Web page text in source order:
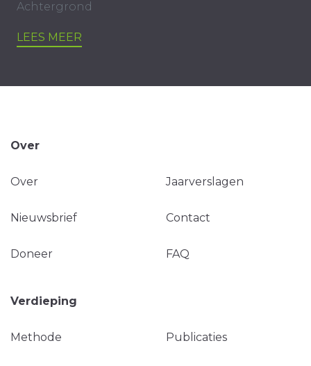
Achtergrond
LEES MEER
Over
Over Jaarverslagen
Nieuwsbrief Contact
Doneer FAQ
Verdieping
Methode Publicaties